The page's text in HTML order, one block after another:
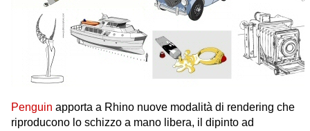
Penguin apporta a Rhino nuove modalità di rendering che
riproducono lo schizzo a mano libera, il dipinto ad